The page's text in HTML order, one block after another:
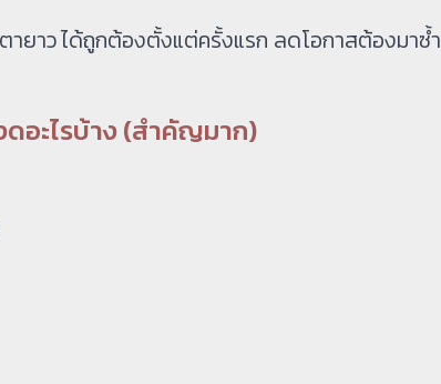
ายาว ได้ถูกต้องตั้งแต่ครั้งแรก ลดโอกาสต้องมาซ้ำ
อะไรบ้าง (สำคัญมาก)